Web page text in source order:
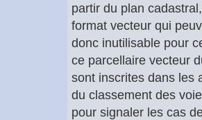
partir du plan
format vecteur qui
donc inutilisable pour
ce parcellaire vecteur
sont inscrites dans les
du classement des
pour signaler les cas